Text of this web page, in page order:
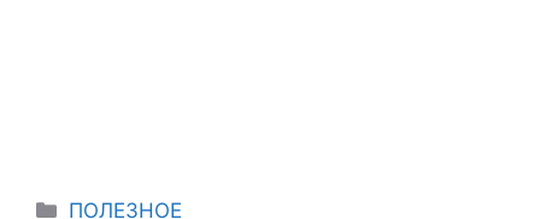
Categories
ПОЛЕЗНОЕ